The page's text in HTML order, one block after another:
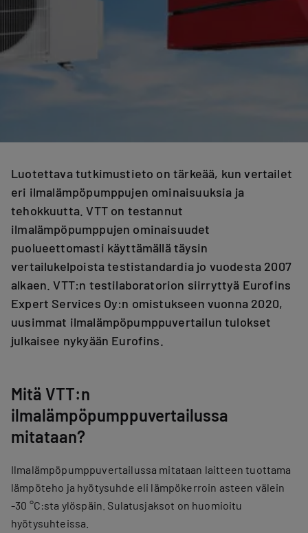
Luotettava tutkimustieto on tärkeää, kun vertailet
eri ilmalämpöpumppujen ominaisuuksia ja
tehokkuutta. VTT on testannut
ilmalämpöpumppujen ominaisuudet
puolueettomasti käyttämällä täysin
vertailukelpoista testistandardia jo vuodesta 2007
alkaen. VTT:n testilaboratorion siirryttyä Eurofins
Expert Services Oy:n omistukseen vuonna 2020,
uusimmat ilmalämpöpumppuvertailun tulokset
julkaisee nykyään Eurofins.
Mitä VTT:n
ilmalämpöpumppuvertailussa
mitataan?
Ilmalämpöpumppuvertailussa mitataan laitteen tuottama
lämpöteho ja hyötysuhde eli lämpökerroin asteen välein
-30 °C:sta ylöspäin. Sulatusjaksot on huomioitu
hyötysuhteissa.